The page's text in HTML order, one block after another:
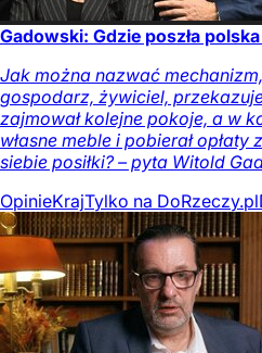
Gadowski: Gdzie poszła
Jak można nazwać
gospodarz, żywiciel,
zajmował kolejne pokoje, a w
własne meble i pobierał
siebie posiłki? – pyta Witold
OpinieKrajTylko na DoRzeczy.pl